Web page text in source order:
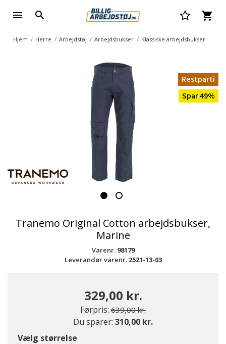
Hjem Herre Arbejdstøj Arbejdsbukser Klassiske arbejdsbukser
Restparti
Spar 49%
Tranemo Original Cotton arbejdsbukser,
Marine
Varenr. 98179
Leverandør varenr. 2521-13-03
329,00 kr.
Førpris: Pris nedsat fra
639,00 kr.til
Du sparer: 310,00 kr.
Vælg størrelse